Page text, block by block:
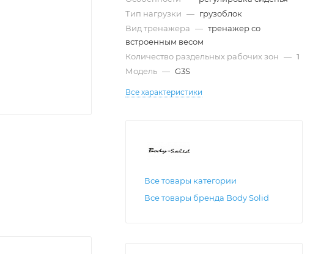
Тип нагрузки — грузоблок
Вид тренажера — тренажер со
встроенным весом
Количество раздельных рабочих зон — 1
Модель — G3S
Все характеристики
Все товары категории
Все товары бренда Body Solid